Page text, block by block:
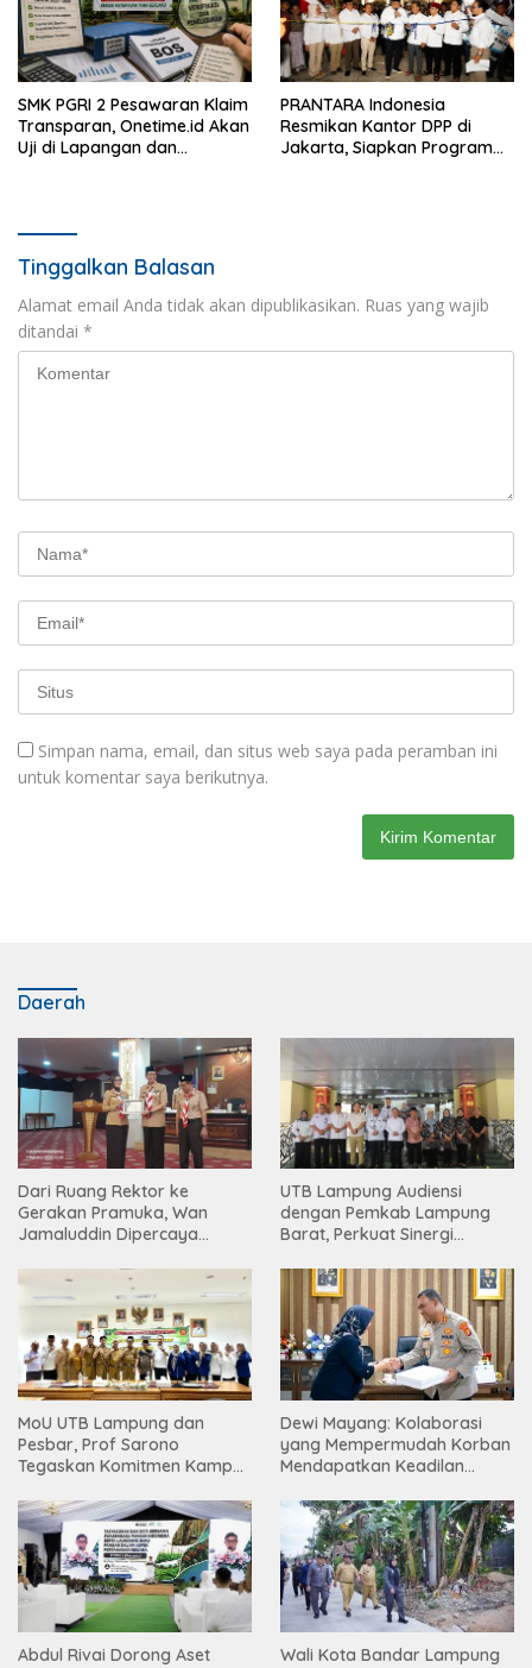
SMK PGRI 2 Pesawaran Klaim
Transparan, Onetime.id Akan
Uji di Lapangan dan
PRANTARA Indonesia
Resmikan Kantor DPP di
Jakarta, Siapkan Program
Tinggalkan Balasan
Alamat email Anda tidak akan dipublikasikan. Ruas yang wajib
ditandai *
Simpan nama, email, dan situs web saya pada peramban ini
untuk komentar saya berikutnya.
Daerah
Dari Ruang Rektor ke
Gerakan Pramuka, Wan
Jamaluddin Dipercaya
UTB Lampung Audiensi
dengan Pemkab Lampung
Barat, Perkuat Sinergi
Tinggi
MoU UTB Lampung dan
Pesbar, Prof Sarono
Tegaskan Komitmen Kampus
Masyarakat
Dewi Mayang: Kolaborasi
yang Mempermudah Korban
Mendapatkan Keadilan
Abdul Rivai Dorong Aset
Wali Kota Bandar Lampung